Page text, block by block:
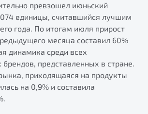
седан
выгодах при покупке
в наличии
уверены на дорогах с программой
программы
превзошел июньский
074 единицы, считавшийся лучшим
года. По итогам июля прирост
месяца составил 60%
динамика среди всех
представленных в стране.
приходящаяся на продукты
на 0,9% и составила